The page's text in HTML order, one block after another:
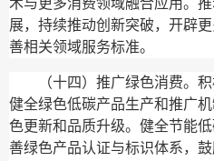
术与更多消费领域融合应用。
展，持续推动创新突破，开辟
善相关领域服务标准。
（十四）推广绿色消费。
健全绿色低碳产品生产和推广
色更新和品质升级。健全节能
善绿色产品认证与标识体系，